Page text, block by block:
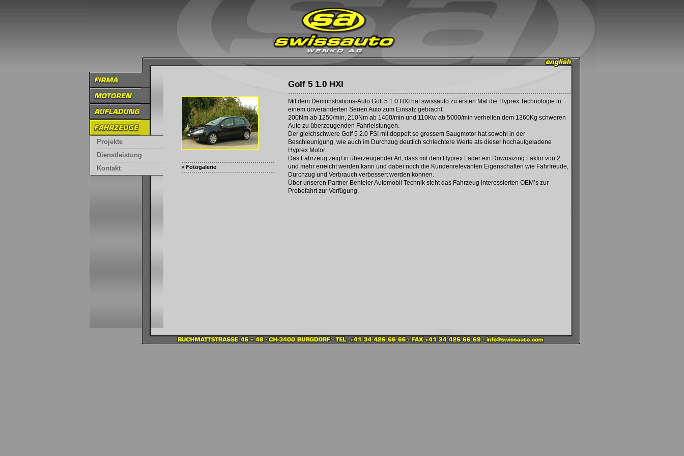
» Fotogalerie
Golf 5 1.0 HXI
Mit dem Demonstrations-Auto Golf 5 1.0 HXI hat swissauto zu ersten Mal die Hyprex Technologie in
einem unveränderten Serien Auto zum Einsatz gebracht.
200Nm ab 1250/min, 210Nm ab 1400/min und 110Kw ab 5000/min verhelfen dem 1360Kg schweren
Auto zu überzeugenden Fahrleistungen.
Der gleichschwere Golf 5 2.0 FSI mit doppelt so grossem Saugmotor hat sowohl in der
Beschleunigung, wie auch im Durchzug deutlich schlechtere Werte als dieser hochaufgeladene
Hyprex Motor.
Das Fahrzeug zeigt in überzeugender Art, dass mit dem Hyprex Lader ein Downsizing Faktor von 2
und mehr erreicht werden kann und dabei noch die Kundenrelevanten Eigenschaften wie Fahrfreude,
Durchzug und Verbrauch verbessert werden können.
Über unseren Partner Benteler Automobil Technik steht das Fahrzeug interessierten OEM’s zur
Probefahrt zur Verfügung.
Projekte
Dienstleistung
Kontakt